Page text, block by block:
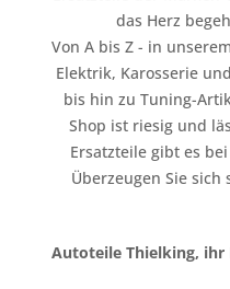
das Herz
Von A bis Z - in
Elektrik, Karosserie
bis hin zu Tuning-
Shop ist riesig und
Ersatzteile gibt es
Überzeugen Sie
Autoteile Thielking, ihr